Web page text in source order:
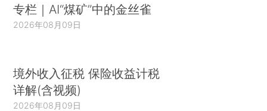
专栏｜AI“煤矿”中的金丝雀
2026年08月09日
境外收入征税 保险收益计税
详解(含视频)
2026年08月09日